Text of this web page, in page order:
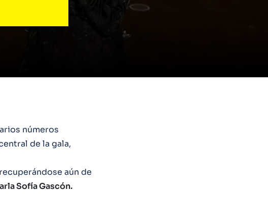
números
de la gala,
aún de
Sofía Gascón.